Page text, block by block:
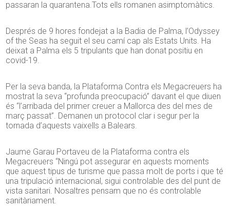
passaran la quarantena.Tots ells romanen asimptomàtics.
Després de 9 hores fondejat a la Badia de Palma, l’Odyssey
of the Seas ha seguit el seu camí cap als Estats Units. Ha
deixat a Palma els 5 tripulants que han donat positiu en
covid-19.
Per la seva banda, la Plataforma Contra els Megacreuers ha
mostrat la seva “profunda preocupació” davant el que diuen
és “l’arribada del primer creuer a Mallorca des del mes de
març passat”. Demanen un protocol clar i segur per la
tornada d’aquests vaixells a Balears.
Jaume Garau Portaveu de la Plataforma contra els
Megacreuers “Ningú pot assegurar en aquests moments
que aquest tipus de turisme que passa molt de ports i que té
una tripulació internacional, sigui controlable des del punt de
vista sanitari. Nosaltres pensam que no és controlable
sanitàriament.